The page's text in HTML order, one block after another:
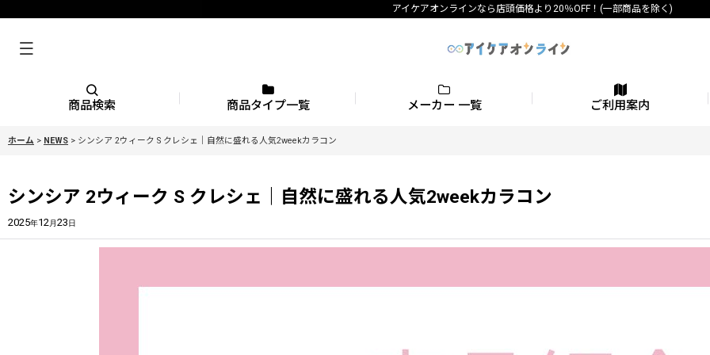
アイケアオンラインなら店頭価格より20％OFF！(一部商品を除く)
商品検索 商品タイプ一覧 メーカー 一覧 ご利用案内
ホーム > NEWS > シンシア 2ウィーク S クレシェ｜自然に盛れる人気2weekカラコン
シンシア 2ウィーク S クレシェ｜自然に盛れる人気2weekカラコン
2025年12 月23日